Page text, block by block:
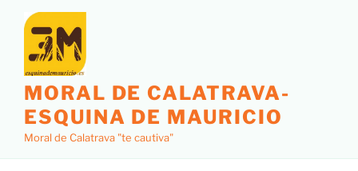
contenido
MORAL DE CALATRAVA-
ESQUINA DE MAURICIO
Moral de Calatrava "te cautiva"